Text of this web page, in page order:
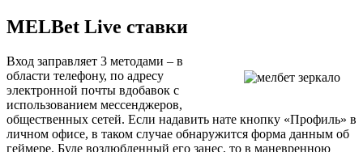
MELBet Live ставки
Вход заправляет 3 методами – в
области телефону, по адресу
электронной почты вдобавок с
использованием мессенджеров,
общественных сетей. Если надавить нате кнопку «Профиль» в
личном офисе, в таком случае обнаружится форма данным об
геймере. Буде возлюбленный его занес, то в маневренною